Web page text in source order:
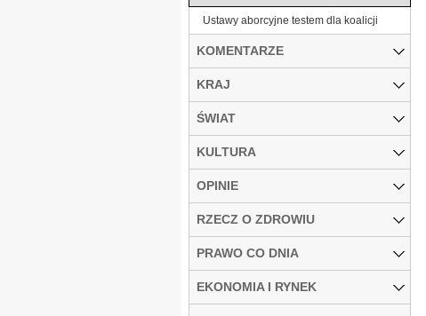
Ustawy aborcyjne testem dla koalicji
KOMENTARZE
KRAJ
ŚWIAT
KULTURA
OPINIE
RZECZ O ZDROWIU
PRAWO CO DNIA
EKONOMIA I RYNEK